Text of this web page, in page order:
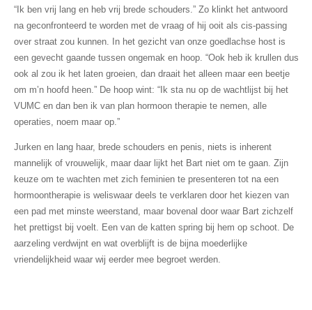
“Ik ben vrij lang en heb vrij brede schouders.” Zo klinkt het antwoord
na geconfronteerd te worden met de vraag of hij ooit als cis-passing
over straat zou kunnen. In het gezicht van onze goedlachse host is
een gevecht gaande tussen ongemak en hoop. “Ook heb ik krullen dus
ook al zou ik het laten groeien, dan draait het alleen maar een beetje
om m’n hoofd heen.” De hoop wint: “Ik sta nu op de wachtlijst bij het
VUMC en dan ben ik van plan hormoon therapie te nemen, alle
operaties, noem maar op.”
Jurken en lang haar, brede schouders en penis, niets is inherent
mannelijk of vrouwelijk, maar daar lijkt het Bart niet om te gaan. Zijn
keuze om te wachten met zich feminien te presenteren tot na een
hormoontherapie is weliswaar deels te verklaren door het kiezen van
een pad met minste weerstand, maar bovenal door waar Bart zichzelf
het prettigst bij voelt. Een van de katten spring bij hem op schoot. De
aarzeling verdwijnt en wat overblijft is de bijna moederlijke
vriendelijkheid waar wij eerder mee begroet werden.